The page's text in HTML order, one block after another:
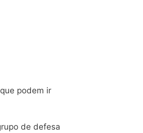
podem ir
de defesa